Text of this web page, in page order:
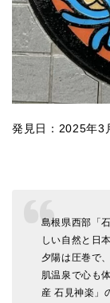
発見日：2025年3
島根県西部「
しい自然と日
夕陽は圧巻で
肌温泉で心も
産 石見神楽」